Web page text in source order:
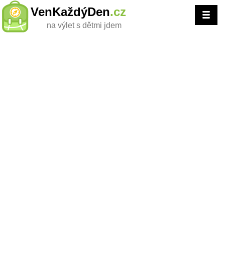
VenKaždýDen.cz
na výlet s dětmi jdem